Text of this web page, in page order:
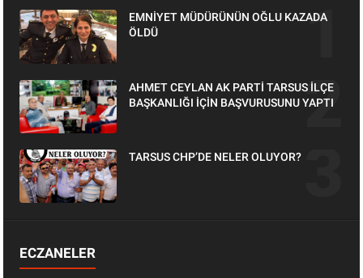
EMNİYET MÜDÜRÜNÜN OĞLU KAZADA
ÖLDÜ
AHMET CEYLAN AK PARTİ TARSUS İLÇE
BAŞKANLIĞI İÇİN BAŞVURUSUNU YAPTI
TARSUS CHP’DE NELER OLUYOR?
ECZANELER